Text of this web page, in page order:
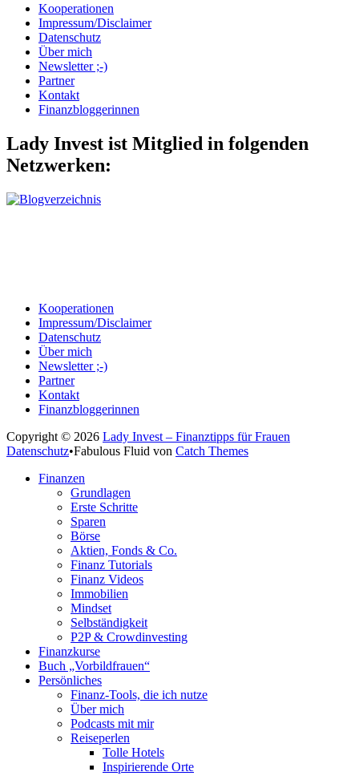
Kooperationen
Impressum/Disclaimer
Datenschutz
Über mich
Newsletter ;-)
Partner
Kontakt
Finanzbloggerinnen
Lady Invest ist Mitglied in folgenden
Netzwerken:
Kooperationen
Impressum/Disclaimer
Datenschutz
Über mich
Newsletter ;-)
Partner
Kontakt
Finanzbloggerinnen
Copyright © 2026 Lady Invest – Finanztipps für Frauen
Datenschutz•Fabulous Fluid von Catch Themes
oben
Finanzen
Grundlagen
Erste Schritte
Sparen
Börse
Aktien, Fonds & Co.
Finanz Tutorials
Finanz Videos
Immobilien
Mindset
Selbständigkeit
P2P & Crowdinvesting
Finanzkurse
Buch „Vorbildfrauen“
Persönliches
Finanz-Tools, die ich nutze
Über mich
Podcasts mit mir
Reiseperlen
Tolle Hotels
Inspirierende Orte